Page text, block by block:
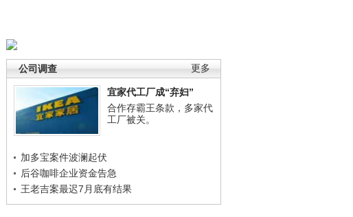
更多
公司调查
宜家代工厂成“弃妇”
合作存霸王条款，多家代
工厂被关。
加多宝案件波澜起伏
后谷咖啡企业资金告急
王老吉案最迟7月底有结果